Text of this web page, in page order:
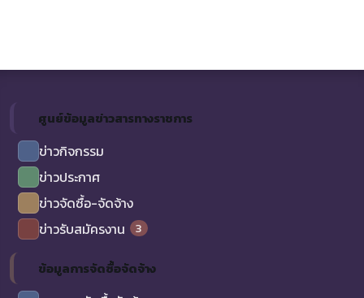
ศูนย์ข้อมูลข่าวสารทางราชการ
ข่าวกิจกรรม
ข่าวประกาศ
ข่าวจัดซื้อ-จัดจ้าง
ข่าวรับสมัครงาน
3
ข้อมูลการจัดซื้อจัดจ้าง